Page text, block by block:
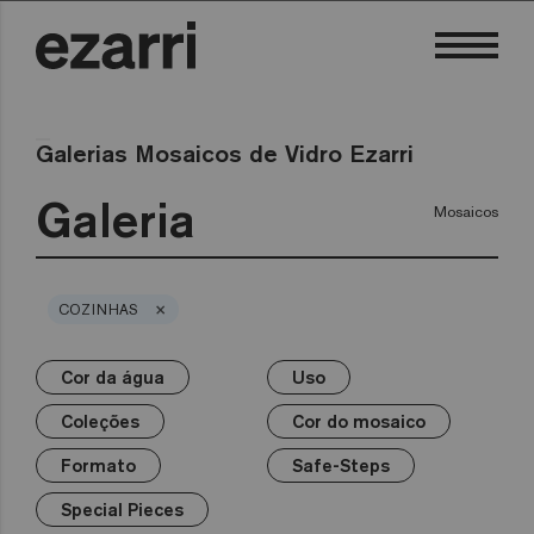
Galerias Mosaicos de Vidro Ezarri
Mosaicos
Galeria
COZINHAS ×
Cor da água
Cor da água Uso
Uso
Piscina privada
Piscina pública
Wellness
Coleções
Coleções
Premium
Terrazzo
Gold
Cor do mosaico
Cor do mosaico
Branco
Preto
Cinzentos
Azuis
Verdes
Formato
Formato
25mm
50mm
Hexa
Safe-Steps
Safe-Steps
Anti-slip mosaics
Special Pieces
Special Pieces
Corner
Cove